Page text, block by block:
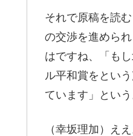
それで原稿を読
の交渉を進めら
はですね、「も
ル平和賞をとい
ています」とい
（幸坂理加）ええ